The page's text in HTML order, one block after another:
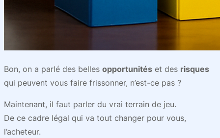
Bon, on a parlé des belles opportunités et des risques
qui peuvent vous faire frissonner, n’est-ce pas ?
Maintenant, il faut parler du vrai terrain de jeu.
De ce cadre légal qui va tout changer pour vous,
l’acheteur.